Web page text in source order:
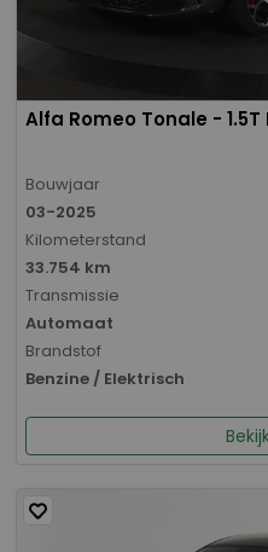
Alfa Romeo Tonale -
Bouwjaar
03-2025
Kilometerstand
33.754 km
Transmissie
Automaat
Brandstof
Benzine / Elektrisch